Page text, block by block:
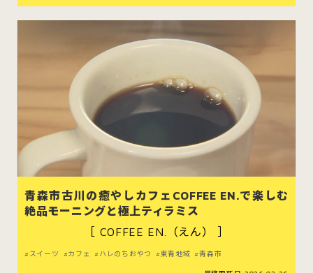
青森市古川の癒やしカフェCOFFEE EN.で楽しむ
絶品モーニングと極上ティラミス
［ COFFEE EN.（えん） ］
スイーツ カフェ ハレのちおやつ 東青地域 青森市